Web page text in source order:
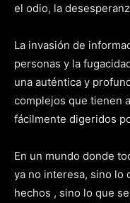
el odio, la
La invasión de
personas y la
una auténtica y
complejos que tienen
fácilmente digeridos
En un mundo donde
ya no interesa, sino lo
hechos , sino lo que